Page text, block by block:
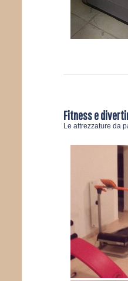
Fitness e
Le attrezzature da